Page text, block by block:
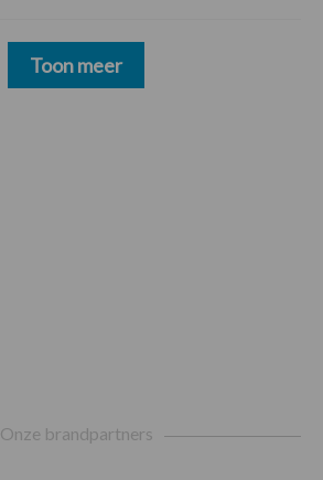
Toon meer
Onze brandpartners